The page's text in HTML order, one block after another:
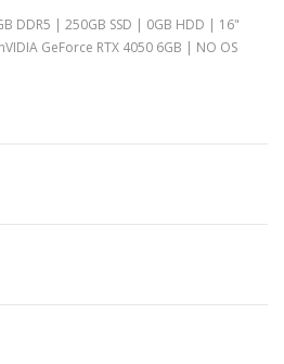
DDR5 | 250GB SSD | 0GB HDD | 16"
GeForce RTX 4050 6GB | NO OS